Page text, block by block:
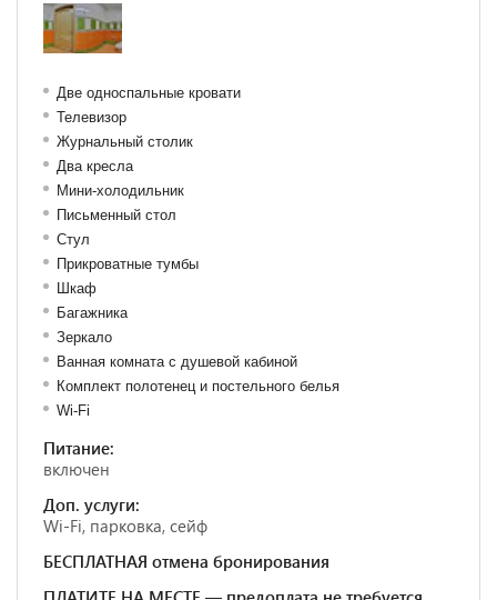
Две односпальные кровати
Телевизор
Журнальный столик
Два кресла
Мини-холодильник
Письменный стол
Стул
Прикроватные тумбы
Шкаф
Багажника
Зеркало
Ванная комната с душевой кабиной
Комплект полотенец и постельного белья
Wi-Fi
Питание:
включен
Доп. услуги:
Wi-Fi, парковка, сейф
БЕСПЛАТНАЯ отмена бронирования